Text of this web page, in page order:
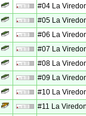
#04 La
#05 La
#06 La
#07 La
#08 La
#09 La
#10 La
#11 La